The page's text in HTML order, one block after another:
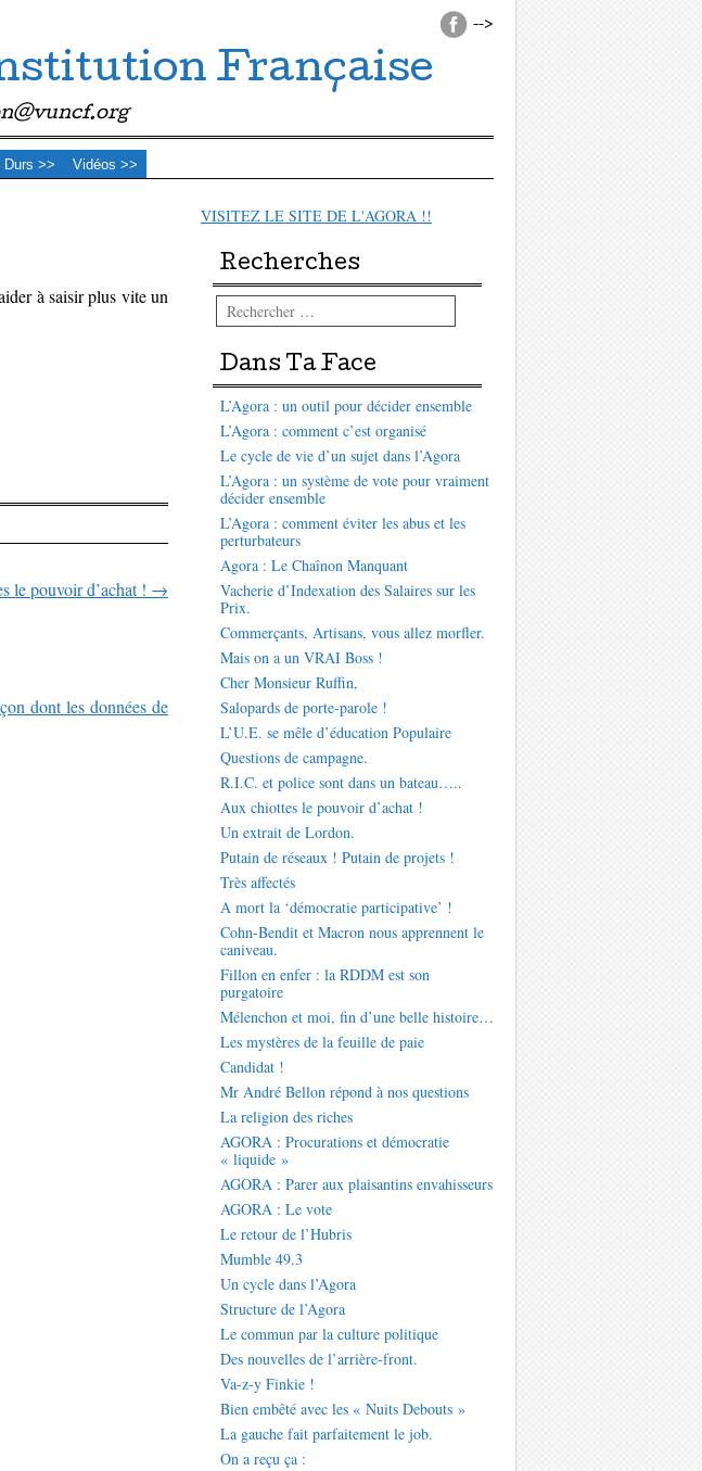
Française
Durs >> Vidéos >>
-->
à saisir plus vite un
le pouvoir d’achat ! →
dont les données de
VISITEZ LE SITE DE L'AGORA !!
Recherches
Rechercher
Dans Ta Face
L’Agora : un outil pour décider ensemble
L’Agora : comment c’est organisé
Le cycle de vie d’un sujet dans l’Agora
L’Agora : un système de vote pour vraiment
décider ensemble
L’Agora : comment éviter les abus et les
perturbateurs
Agora : Le Chaînon Manquant
Vacherie d’Indexation des Salaires sur les
Prix.
Commerçants, Artisans, vous allez morfler.
Mais on a un VRAI Boss !
Cher Monsieur Ruffin,
Salopards de porte-parole !
L’U.E. se mêle d’éducation Populaire
Questions de campagne.
R.I.C. et police sont dans un bateau…..
Aux chiottes le pouvoir d’achat !
Un extrait de Lordon.
Putain de réseaux ! Putain de projets !
Très affectés
A mort la ‘démocratie participative’ !
Cohn-Bendit et Macron nous apprennent le
caniveau.
Fillon en enfer : la RDDM est son
purgatoire
Mélenchon et moi, fin d’une belle histoire…
Les mystères de la feuille de paie
Candidat !
Mr André Bellon répond à nos questions
La religion des riches
AGORA : Procurations et démocratie
« liquide »
AGORA : Parer aux plaisantins envahisseurs
AGORA : Le vote
Le retour de l’Hubris
Mumble 49.3
Un cycle dans l’Agora
Structure de l’Agora
Le commun par la culture politique
Des nouvelles de l’arrière-front.
Va-z-y Finkie !
Bien embêté avec les « Nuits Debouts »
La gauche fait parfaitement le job.
On a reçu ça :